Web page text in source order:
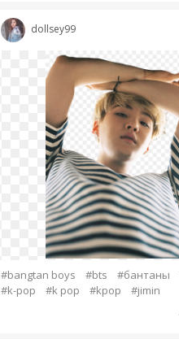
dollsey99
#bangtan boys #bts #бантаны
#k-pop
#k pop #kpop #jimin